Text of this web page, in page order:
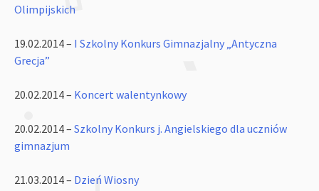
Olimpijskich
19.02.2014 – I Szkolny Konkurs Gimnazjalny „Antyczna
Grecja”
20.02.2014 – Koncert walentynkowy
20.02.2014 – Szkolny Konkurs j. Angielskiego dla uczniów
gimnazjum
21.03.2014 – Dzień Wiosny